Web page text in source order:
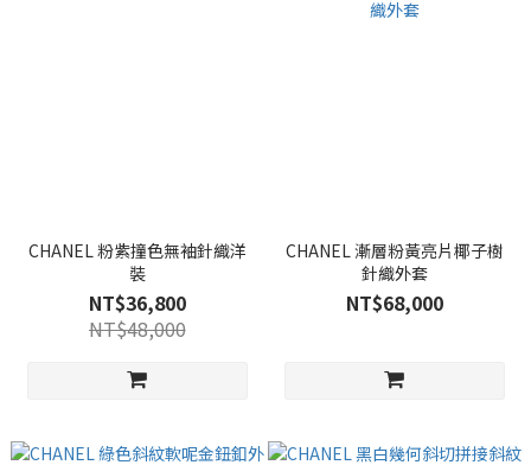
CHANEL 粉紫撞色無袖針織洋
裝
NT$36,800
NT$48,000
CHANEL 漸層粉黃亮片椰子樹
針織外套
NT$68,000